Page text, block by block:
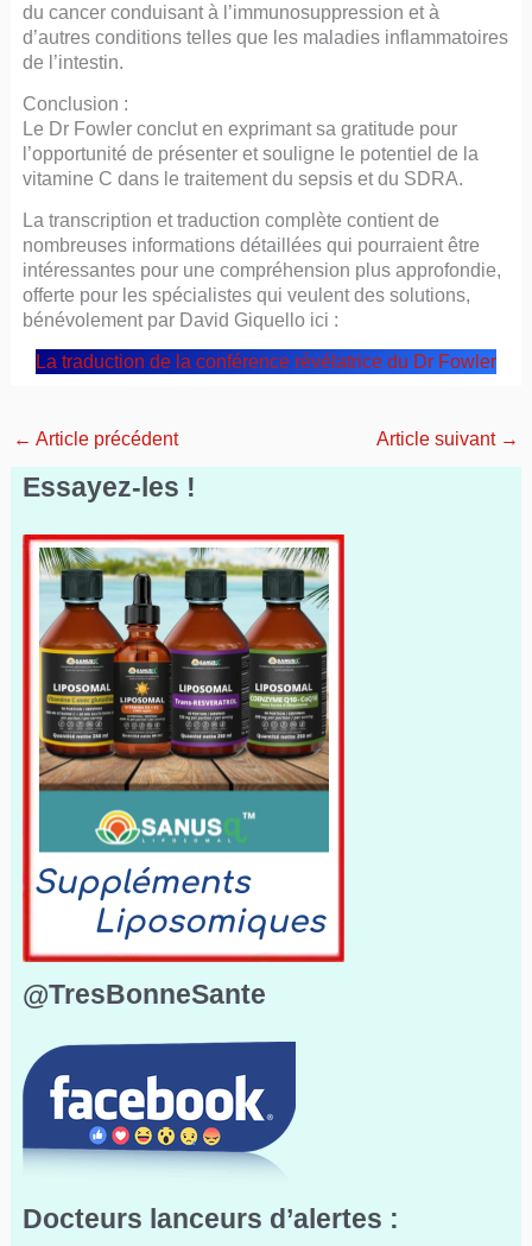
du cancer conduisant à l’immunosuppression et à
d’autres conditions telles que les maladies inflammatoires
de l’intestin.
Conclusion :
Le Dr Fowler conclut en exprimant sa gratitude pour
l’opportunité de présenter et souligne le potentiel de la
vitamine C dans le traitement du sepsis et du SDRA.
La transcription et traduction complète contient de
nombreuses informations détaillées qui pourraient être
intéressantes pour une compréhension plus approfondie,
offerte pour les spécialistes qui veulent des solutions,
bénévolement par David Giquello ici :
La traduction de la conférence révélatrice du Dr Fowler
← Article précédent Article suivant →
Essayez-les !
@TresBonneSante
Docteurs lanceurs d’alertes :